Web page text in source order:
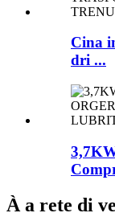
Cina
dri ...
À a rete di